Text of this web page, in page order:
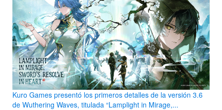
Kuro Games presentó los primeros detalles de la versión 3.6
de Wuthering Waves, titulada “Lamplight in Mirage,...